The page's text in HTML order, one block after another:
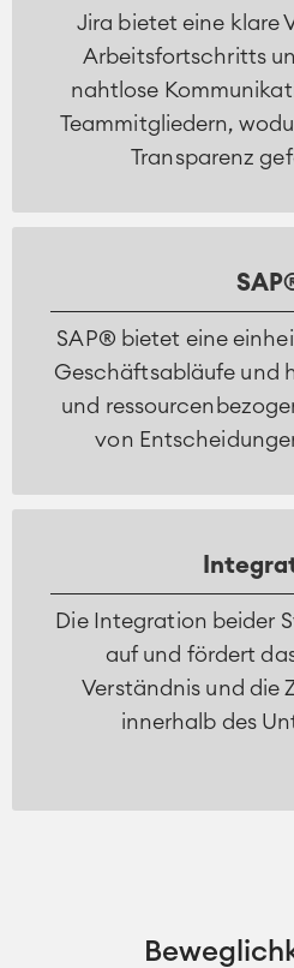
Jira bietet eine klare
Arbeitsfortschritts
nahtlose
Teammitgliedern,
Transparenz
SAP® bietet eine
Geschäftsabläufe und
und
von
Die Integration beider
auf und fördert
Verständnis und die
innerhalb des